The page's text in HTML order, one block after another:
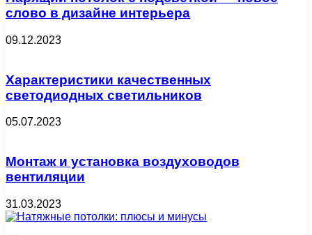
слово в дизайне интерьера
09.12.2023
Характеристики качественных
светодиодных светильников
05.07.2023
Монтаж и установка воздуховодов
вентиляции
31.03.2023